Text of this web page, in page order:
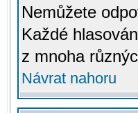
Nemůžete
Každé
z mnoha
Návrat nahoru